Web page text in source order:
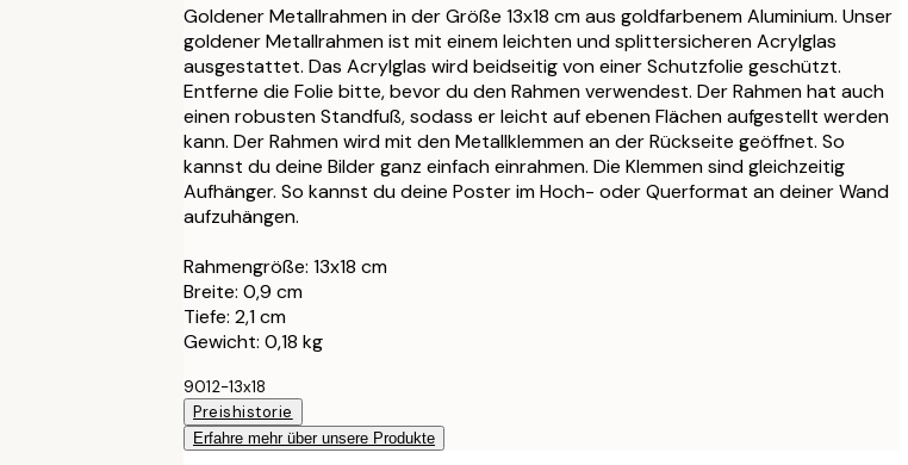
40x50 cm
CHF 55.95
50x50 cm CHF 47.56
50x70 cm CHF 56.95
CHF 67
70x100 cm CHF 95.20
CHF 112
Goldener Metallrahmen in der Größe 13x18 cm aus goldfarbenem Aluminium. Unser
goldener Metallrahmen ist mit einem leichten und splittersicheren Acrylglas
ausgestattet. Das Acrylglas wird beidseitig von einer Schutzfolie geschützt.
Entferne die Folie bitte, bevor du den Rahmen verwendest. Der Rahmen hat auch
einen robusten Standfuß, sodass er leicht auf ebenen Flächen aufgestellt werden
kann. Der Rahmen wird mit den Metallklemmen an der Rückseite geöffnet. So
kannst du deine Bilder ganz einfach einrahmen. Die Klemmen sind gleichzeitig
Aufhänger. So kannst du deine Poster im Hoch- oder Querformat an deiner Wand
aufzuhängen.
Rahmengröße: 13x18 cm
Breite: 0,9 cm
Tiefe: 2,1 cm
Gewicht: 0,18 kg
9012-13x18
Preishistorie
Erfahre mehr über unsere Produkte